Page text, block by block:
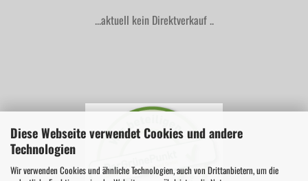
Diese Webseite verwendet Cookies und andere
Technologien
Wir verwenden Cookies und ähnliche Technologien, auch von Drittanbietern, um die
...aktuell kein Direktverkauf ..